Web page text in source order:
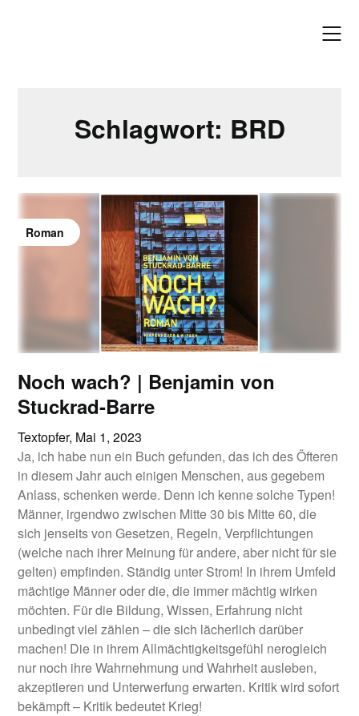
Schlagwort: BRD
Roman
Noch wach? | Benjamin von
Stuckrad-Barre
Textopfer, Mai 1, 2023
Ja, ich habe nun ein Buch gefunden, das ich des Öfteren
in diesem Jahr auch einigen Menschen, aus gegebem
Anlass, schenken werde. Denn ich kenne solche Typen!
Männer, irgendwo zwischen Mitte 30 bis Mitte 60, die
sich jenseits von Gesetzen, Regeln, Verpflichtungen
(welche nach ihrer Meinung für andere, aber nicht für sie
gelten) empfinden. Ständig unter Strom! In ihrem Umfeld
mächtige Männer oder die, die immer mächtig wirken
möchten. Für die Bildung, Wissen, Erfahrung nicht
unbedingt viel zählen – die sich lächerlich darüber
machen! Die in ihrem Allmächtigkeitsgefühl nerogleich
nur noch ihre Wahrnehmung und Wahrheit ausleben,
akzeptieren und Unterwerfung erwarten. Kritik wird sofort
bekämpft – Kritik bedeutet Krieg!